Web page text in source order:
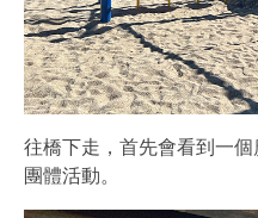
往橋下走，首先會看到一
團體活動。